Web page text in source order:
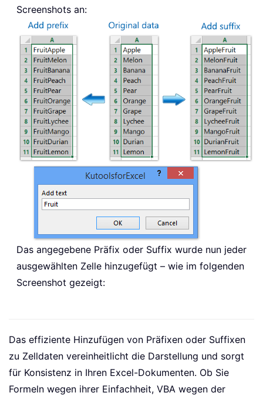
Screenshots an:
Das angegebene Präfix oder Suffix wurde nun jeder
ausgewählten Zelle hinzugefügt – wie im folgenden
Screenshot gezeigt:
Das effiziente Hinzufügen von Präfixen oder Suffixen
zu Zelldaten vereinheitlicht die Darstellung und sorgt
für Konsistenz in Ihren Excel-Dokumenten. Ob Sie
Formeln wegen ihrer Einfachheit, VBA wegen der